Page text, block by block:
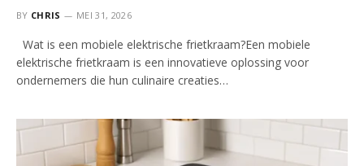
BY CHRIS MEI 31, 2026
Wat is een mobiele elektrische frietkraam?Een mobiele
elektrische frietkraam is een innovatieve oplossing voor
ondernemers die hun culinaire creaties…